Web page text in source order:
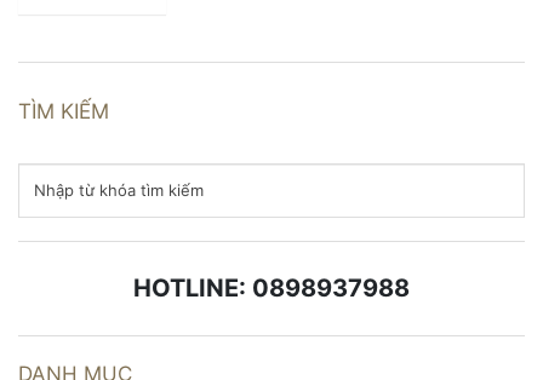
TÌM KIẾM
HOTLINE: 0898937988
DANH MỤC